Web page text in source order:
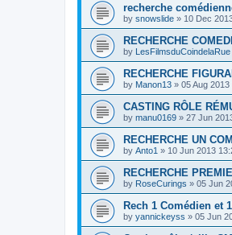
recherche
by snowslide » 10 Dec
RECHERCHE
by LesFilmsduCoindelaRue
RECHERCHE
by Manon13 » 05 Aug 2013
CASTING RÔLE
by manu0169 » 27 Jun
RECHERCHE UN
by Anto1 » 10 Jun 2013
RECHERCHE
by RoseCurings » 05 Jun
Rech 1 Comédien et
by yannickeyss » 05 Jun